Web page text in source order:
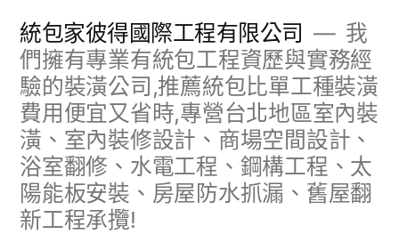
統包家彼得國際工程有限公司
我
們擁有專業有統包工程資歷與實務經
驗的裝潢公司,推薦統包比單工種裝潢
費用便宜又省時,專營台北地區室內裝
潢、室內裝修設計、商場空間設計、
浴室翻修、水電工程、鋼構工程、太
陽能板安裝、房屋防水抓漏、舊屋翻
新工程承攬!